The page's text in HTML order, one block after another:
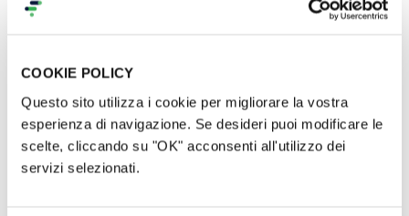
COOKIE POLICY
Questo sito utilizza i cookie per migliorare la vostra
esperienza di navigazione. Se desideri puoi modificare le
scelte, cliccando su "OK" acconsenti all'utilizzo dei
servizi selezionati.
consumo dell’80% inferiore rispetto alle normali
destinazione d’uso, da mangimificio a luogo di
spettacolo e formazione, porta con sè anche
diverse esigenze e necessità sulla parte sonora
e del riverbero della voce. Strauss diceva che
“la voce umana è il più bel strumento che esista